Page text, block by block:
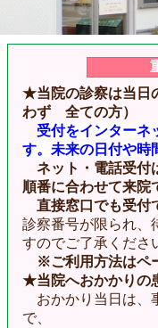
★当院の診察は当日
わず 全ての方）
受付をインターネ
す。未来の日付や時
ネット・電話受付
順番に合わせて来院
直接窓口でも受付
診察番号が限られ、
すのでご了承くださ
※ご利用方法はペ
★当院へおかかりの
おかかり当日は、
で、